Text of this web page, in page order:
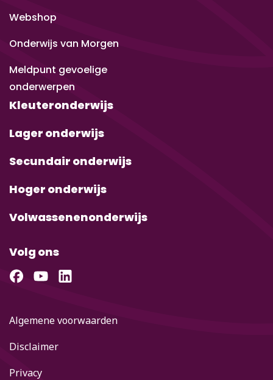
Webshop
Onderwijs van Morgen
Meldpunt gevoelige
onderwerpen
Kleuteronderwijs
Lager onderwijs
Secundair onderwijs
Hoger onderwijs
Volwassenenonderwijs
Volg ons
Algemene voorwaarden
Disclaimer
Privacy